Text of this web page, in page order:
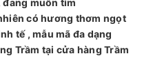
có hương thơm ngọt
tế , mẫu mã đa dạng
Trầm tại cửa hàng Trầm